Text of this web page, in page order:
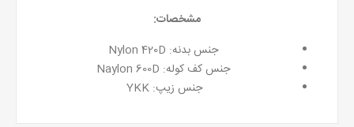
مشخصات:
جنس بدنه: Nylon 420D
جنس کف کوله: Naylon 600D
جنس زیپ: YKK